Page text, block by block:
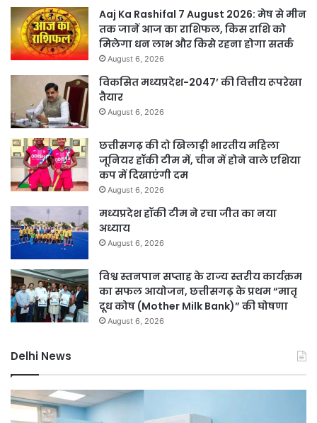
Aaj Ka Rashifal 7 August 2026: मेष से मीन
तक जानें आज का राशिफल, किस राशि को
मिलेगा धन लाभ और किसे रहना होगा सतर्क
August 6, 2026
विकसित मध्यप्रदेश-2047’ की वित्तीय रूपरेखा
तैयार
August 6, 2026
छत्तीसगढ़ की दो खिलाड़ी भारतीय महिला
जूनियर हॉकी टीम में, चीन में होने वाले एशिया
कप में दिखाएंगी दम
August 6, 2026
मध्यप्रदेश हॉकी टीम ने रचा जीत का नया
अध्याय
August 6, 2026
विश्व स्तनपान सप्ताह के राज्य स्तरीय कार्यक्रम
का सफल आयोजन, छत्तीसगढ़ के प्रथम “मातृ
दूध कोष (Mother Milk Bank)” की घोषणा
August 6, 2026
Delhi News
दिल्ली